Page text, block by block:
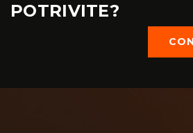
POTRIVITE?